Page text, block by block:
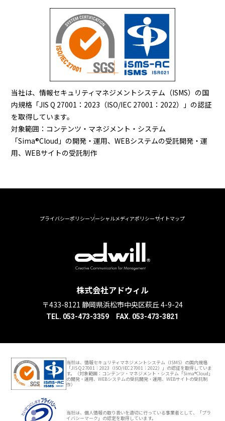
当社は、情報セキュリティマネジメントシステム（ISMS）の国
内規格「JIS Q 27001：2023（ISO/IEC 27001：2022）」の認証
を取得しています。
対象範囲：コンテンツ・マネジメント・システム
「Sima®Cloud」の開発・運用、WEBシステムの受託開発・運
用、WEBサイトの受託制作
プライバシーポリシーソーシャルメディアポリシーサイトマップ
株式会社アドウィル
〒433-8121 静岡県浜松市中央区萩丘 4-9-24
TEL. 053-473-3359 FAX. 053-473-3821
当社は、情報セキュリティマネジメントシステム（ISMS）の国内規格
「JIS Q 27001：2023（ISO/IEC 27001：2022）」の認証を取得していま
す。（対象範囲：コンテンツ・マネジメント・システム「Sima®Cloud」
の開発・運用、WEBシステムの受託開発・運用、WEBサイトの受託制
作）
当社は、個人情報の取り扱いを適切に行っている事業者として、「プラ
イバシーマーク」の認定を取得しています。